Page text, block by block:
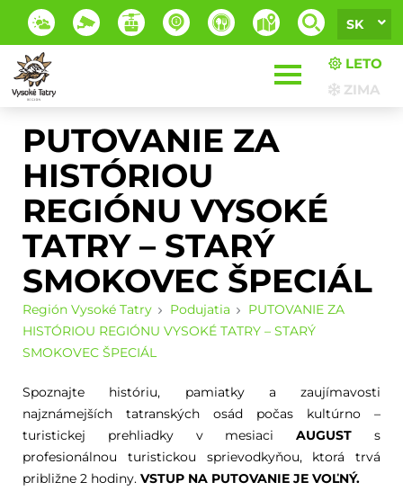
SK
LETO
ZIMA
PUTOVANIE ZA
HISTÓRIOU
REGIÓNU VYSOKÉ
TATRY – STARÝ
SMOKOVEC ŠPECIÁL
Región Vysoké Tatry Podujatia
PUTOVANIE ZA
HISTÓRIOU REGIÓNU VYSOKÉ TATRY – STARÝ
SMOKOVEC ŠPECIÁL
Spoznajte históriu, pamiatky a zaujímavosti
najznámejších tatranských osád počas kultúrno –
turistickej prehliadky v mesiaciAUGUST s
profesionálnou turistickou sprievodkyňou, ktorá trvá
približne 2 hodiny. VSTUP NA PUTOVANIE JE VOĽNÝ.